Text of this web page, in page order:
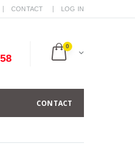
CONTACT LOG IN
0
CONTACT